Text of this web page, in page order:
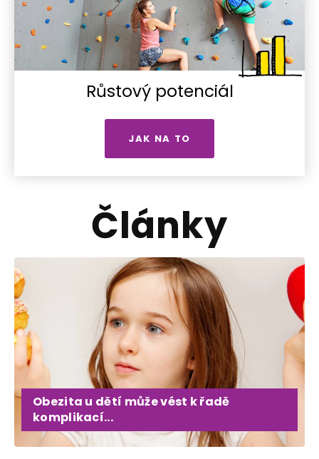
Růstový potenciál
JAK NA TO
Články
Obezita u dětí může vést k řadě
komplikací...